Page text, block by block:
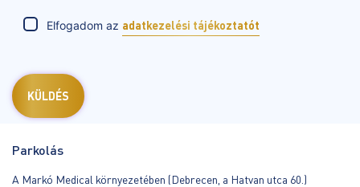
Elfogadom az adatkezelési tájékoztatót
Parkolás
A Markó Medical környezetében (Debrecen, a Hatvan utca 60.)